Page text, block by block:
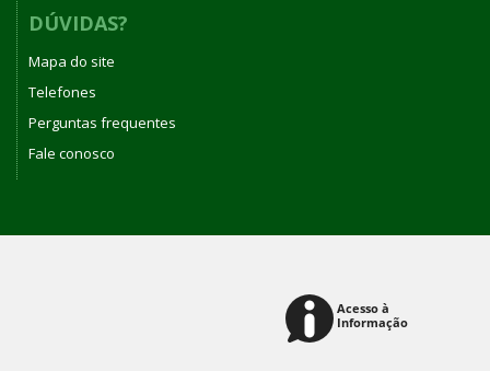
DÚVIDAS?
Mapa do site
Telefones
Perguntas frequentes
Fale conosco